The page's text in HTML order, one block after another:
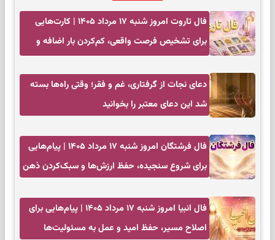
فال تاروت امروز شنبه ۱۷ مرداد ۱۴۰۵ | کارت‌هایی
برای تشخیص فرصت واقعی، کم‌کردن بار اضافه و
دعای نجات از گرفتاری، غم و فقر؛ وقتی راه‌ها بسته
شد این دعای معتبر را بخوانید
فال فرشتگان امروز شنبه ۱۷ مرداد ۱۴۰۵ | پیام‌هایی
برای شروع سنجیده، حفظ ارزش‌ها و سبک‌کردن ذهن
فال انبیا امروز شنبه ۱۷ مرداد ۱۴۰۵ | پیام‌هایی برای
اصلاح مسیر، حفظ امید و عمل به مسئولیت‌ها